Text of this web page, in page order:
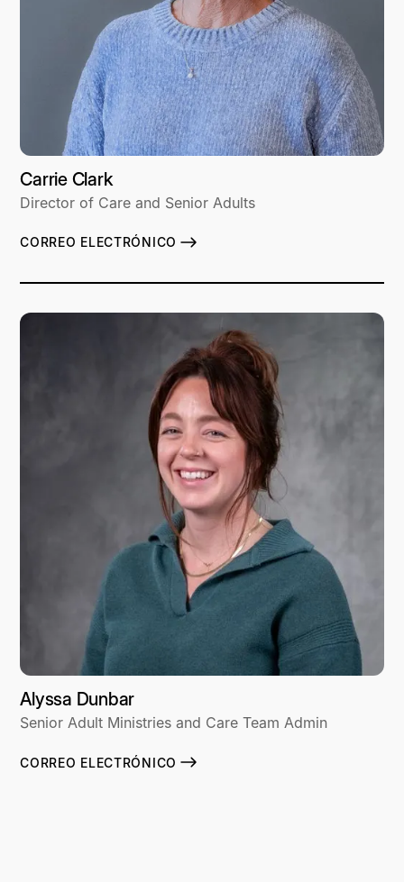
Carrie Clark
Director of Care and Senior Adults
CORREO ELECTRÓNICO
Alyssa Dunbar
Senior Adult Ministries and Care Team Admin
CORREO ELECTRÓNICO